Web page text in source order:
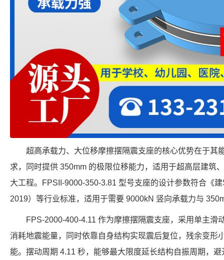
超高承载力、大位移摩擦摆隔震支座的核心优势在于其
求，同时提供 350mm 的极限位移能力，适用于超高层建筑
大工程。FPSII-9000-350-3.81 型号支座的设计参数符合《
2019）等行业标准，适用于需要 9000kN 竖向承载力与
FPS-2000-400-4.11 作为摩擦摆隔震支座，采用单主滑
消耗地震能量，同时依靠自身结构实现震后复位，残余变形
能。摆动周期 4.11 秒，能够最大限度延长结构自振周期，